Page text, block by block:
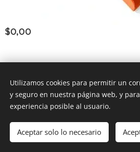
$0,00
Añadir a la
Consultar Group ®Todoslos
Powered byWebnode
Utilizamos cookies para permitir un
y seguro en nuestra página web, y
experiencia posible al usuario.
Aceptar solo lo necesario